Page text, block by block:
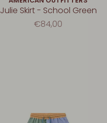
Julie Skirt - School Green
€84,00